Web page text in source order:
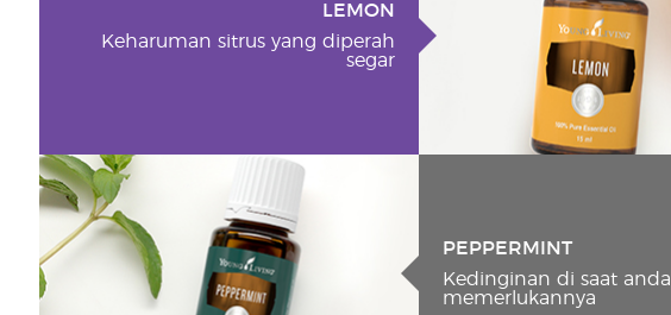
LEMON
Keharuman sitrus yang diperah
segar
PEPPERMINT
Kedinginan di saat anda
memerlukannya